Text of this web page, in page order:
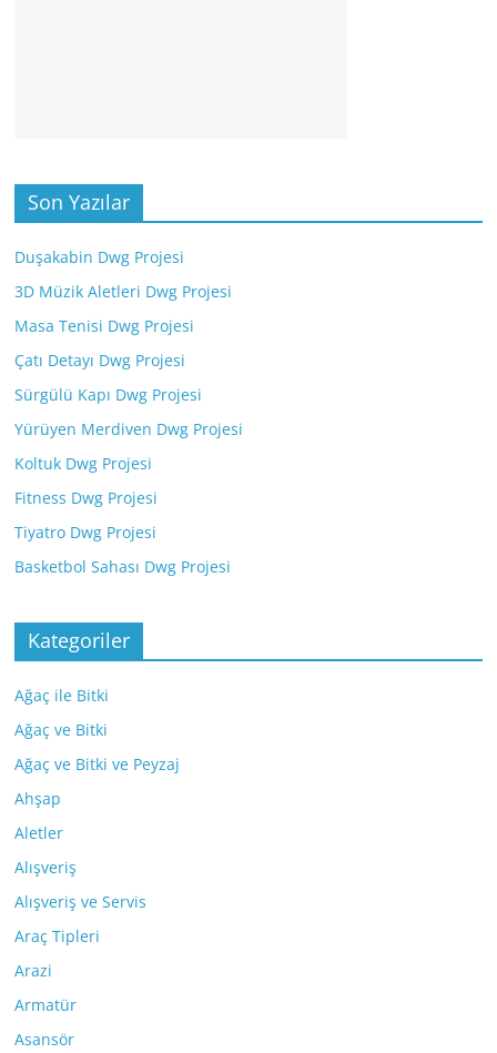
Son Yazılar
Duşakabin Dwg Projesi
3D Müzik Aletleri Dwg Projesi
Masa Tenisi Dwg Projesi
Çatı Detayı Dwg Projesi
Sürgülü Kapı Dwg Projesi
Yürüyen Merdiven Dwg Projesi
Koltuk Dwg Projesi
Fitness Dwg Projesi
Tiyatro Dwg Projesi
Basketbol Sahası Dwg Projesi
Kategoriler
Ağaç ile Bitki
Ağaç ve Bitki
Ağaç ve Bitki ve Peyzaj
Ahşap
Aletler
Alışveriş
Alışveriş ve Servis
Araç Tipleri
Arazi
Armatür
Asansör